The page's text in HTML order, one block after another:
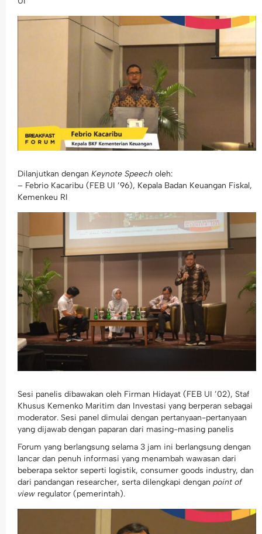
Dilanjutkan dengan Keynote Speech oleh:
– Febrio Kacaribu (FEB UI ’96), Kepala Badan Keuangan Fiskal,
Kemenkeu RI
Sesi panelis dibawakan oleh Firman Hidayat (FEB UI ’02), Staf
Khusus Kemenko Maritim dan Investasi yang berperan sebagai
moderator. Sesi panel dimulai dengan pertanyaan-pertanyaan
yang dijawab dengan paparan dari masing-masing panelis
Forum yang berlangsung selama 3 jam ini berlangsung dengan
lancar dan penuh informasi yang menambah wawasan dari
beberapa sektor seperti logistik, consumer goods industry, dan
dari pandangan researcher, serta dilengkapi dengan point of
view regulator (pemerintah).